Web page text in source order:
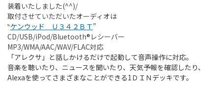
装着いたしました(^^)/
取付させていただいたオーディオは
‶ケンウッド Ｕ３４２ＢＴ”
CD/USB/iPod/Bluetooth®レシーバー
MP3/WMA/AAC/WAV/FLAC対応
「アレクサ」と話しかけるだけで起動して音声操作に対応。
音楽を聴いたり、ニュースを聞いたり、天気予報を確認したり、
Alexaを使ってさまざまなことができる1ＤＩＮデッキです。